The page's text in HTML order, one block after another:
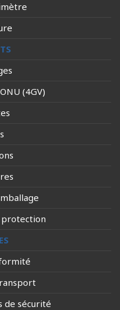
(4GV)
protection
de sécurité